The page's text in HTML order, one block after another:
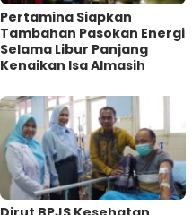
Pertamina Siapkan
Tambahan Pasokan Energi
Selama Libur Panjang
Kenaikan Isa Almasih